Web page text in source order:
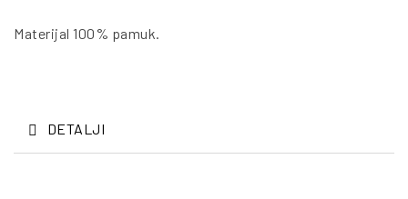
Materijal 100% pamuk.
DETALJI